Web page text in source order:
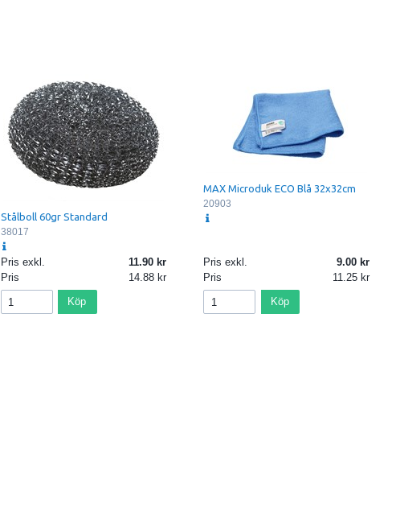
Stålboll 60gr Standard
38017
Pris exkl.
11.90
Pris
14.88
Köp
MAX Microduk ECO Blå 32x32cm
20903
Pris exkl.
9.00
Pris
11.25
Köp